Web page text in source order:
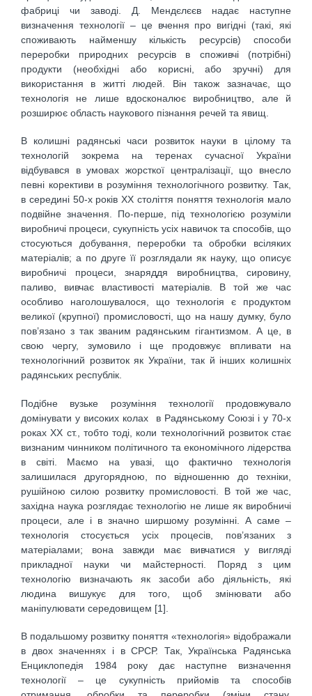
фабриці чи заводі. Д. Мендєлєєв надає наступне
визначення технології – це вчення про вигідні (такі, які
споживають найменшу кількість ресурсів) способи
переробки природних ресурсів в споживчі (потрібні)
продукти (необхідні або корисні, або зручні) для
використання в житті людей. Він також зазначає, що
технологія не лише вдосконалює виробництво, але й
розширює область наукового пізнання речей та явищ.
В колишні радянські часи розвиток науки в цілому та
технологій зокрема на теренах сучасної України
відбувався в умовах жорсткої централізації, що внесло
певні корективи в розуміння технологічного розвитку. Так,
в середині 50-х років ХХ століття поняття технологія мало
подвійне значення. По-перше, під технологією розуміли
виробничі процеси, сукупність усіх навичок та способів, що
стосуються добування, переробки та обробки всіляких
матеріалів; а по друге її розглядали як науку, що описує
виробничі процеси, знаряддя виробництва, сировину,
паливо, вивчає властивості матеріалів. В той же час
особливо наголошувалося, що технологія є продуктом
великої (крупної) промисловості, що на нашу думку, було
пов’язано з так званим радянським гігантизмом. А це, в
свою чергу, зумовило і ще продовжує впливати на
технологічний розвиток як України, так й інших колишніх
радянських республік.
Подібне вузьке розуміння технології продовжувало
домінувати у високих колах в Радянському Союзі і у 70-х
роках ХХ ст., тобто тоді, коли технологічний розвиток стає
визнаним чинником політичного та економічного лідерства
в світі. Маємо на увазі, що фактично технологія
залишилася другорядною, по відношенню до техніки,
рушійною силою розвитку промисловості. В той же час,
західна наука розглядає технологію не лише як виробничі
процеси, але і в значно ширшому розумінні. А саме –
технологія стосується усіх процесів, пов’язаних з
матеріалами; вона завжди має вивчатися у вигляді
прикладної науки чи майстерності. Поряд з цим
технологію визначають як засоби або діяльність, які
людина вишукує для того, щоб змінювати або
маніпулювати середовищем [1].
В подальшому розвитку поняття «технологія» відображали
в двох значеннях і в СРСР. Так, Українська Радянська
Енциклопедія 1984 року дає наступне визначення
технології – це сукупність прийомів та способів